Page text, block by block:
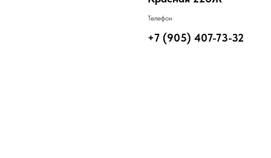
Телефон
+7 (905) 407-73-32